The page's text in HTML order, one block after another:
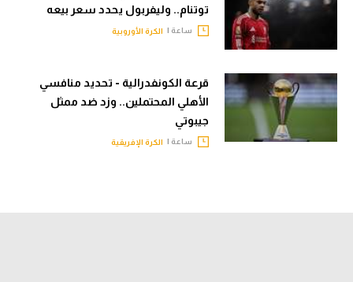
توتنام.. وليفربول يحدد سعر بيعه
ساعة | الكرة الأوروبية
قرعة الكونفدرالية - تحديد منافسي
الأهلي المحتملين.. وزد ضد ممثل
جيبوتي
ساعة | الكرة الإفريقية